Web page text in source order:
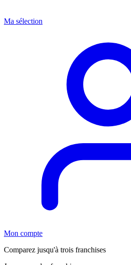
Ma sélection
Mon compte
Comparez jusqu'à trois franchises